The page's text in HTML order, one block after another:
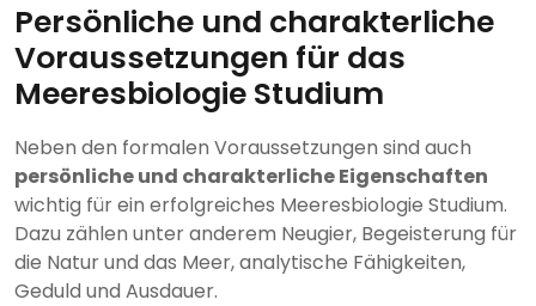
Persönliche und charakterliche
Voraussetzungen für das
Meeresbiologie Studium
Neben den formalen Voraussetzungen sind auch
persönliche und charakterliche Eigenschaften
wichtig für ein erfolgreiches Meeresbiologie Studium.
Dazu zählen unter anderem Neugier, Begeisterung für
die Natur und das Meer, analytische Fähigkeiten,
Geduld und Ausdauer.